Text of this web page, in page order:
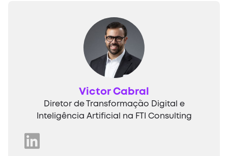
Victor Cabral
Diretor de Transformação Digital e
Inteligência Artificial na FTI Consulting